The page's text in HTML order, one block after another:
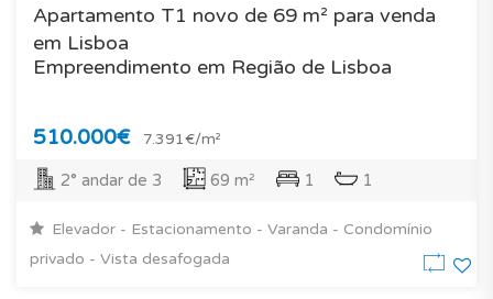
Apartamento T1 novo de 69 m² para venda
em Lisboa
Empreendimento em Região de Lisboa
510.000€ 7.391€/m²
2° andar de 3 69 m² 1 1
Elevador - Estacionamento - Varanda - Condomínio
privado - Vista desafogada